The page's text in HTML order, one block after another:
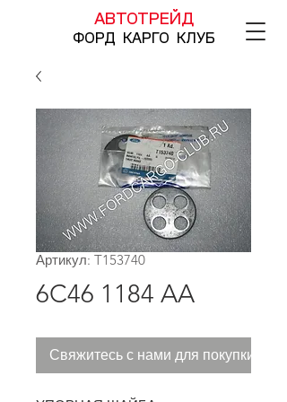
АВТОТРЕЙД
ФОРД КАРГО КЛУБ
Артикул: T153740
6C46 1184 AA
Свяжитесь с нами для покупки